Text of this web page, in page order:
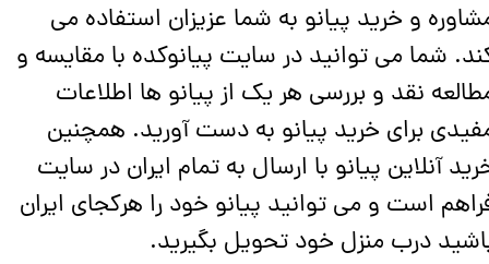
و خرید پیانو به شما عزیزان استفاده می
شما می توانید در سایت پیانوکده با مقایسه و
نقد و بررسی هر یک از پیانو ها اطلاعات
برای خرید پیانو به دست آورید. همچنین
آنلاین پیانو با ارسال به تمام ایران در سایت
است و می توانید پیانو خود را هرکجای ایران
درب منزل خود تحویل بگیرید.